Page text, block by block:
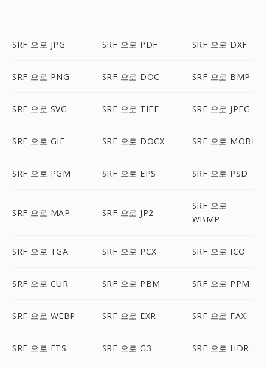
SRF 으로 JPG SRF 으로 PDF SRF 으로 DXF
SRF 으로 PNG SRF 으로 DOC SRF 으로 BMP
SRF 으로 SVG SRF 으로 TIFF SRF 으로 JPEG
SRF 으로 GIF SRF 으로 DOCX SRF 으로 MOBI
SRF 으로 PGM SRF 으로 EPS SRF 으로 PSD
SRF 으로 MAP SRF 으로 JP2
SRF 으로
WBMP
SRF 으로 TGA SRF 으로 PCX SRF 으로 ICO
SRF 으로 CUR SRF 으로 PBM SRF 으로 PPM
SRF 으로 WEBP SRF 으로 EXR SRF 으로 FAX
SRF 으로 FTS SRF 으로 G3 SRF 으로 HDR